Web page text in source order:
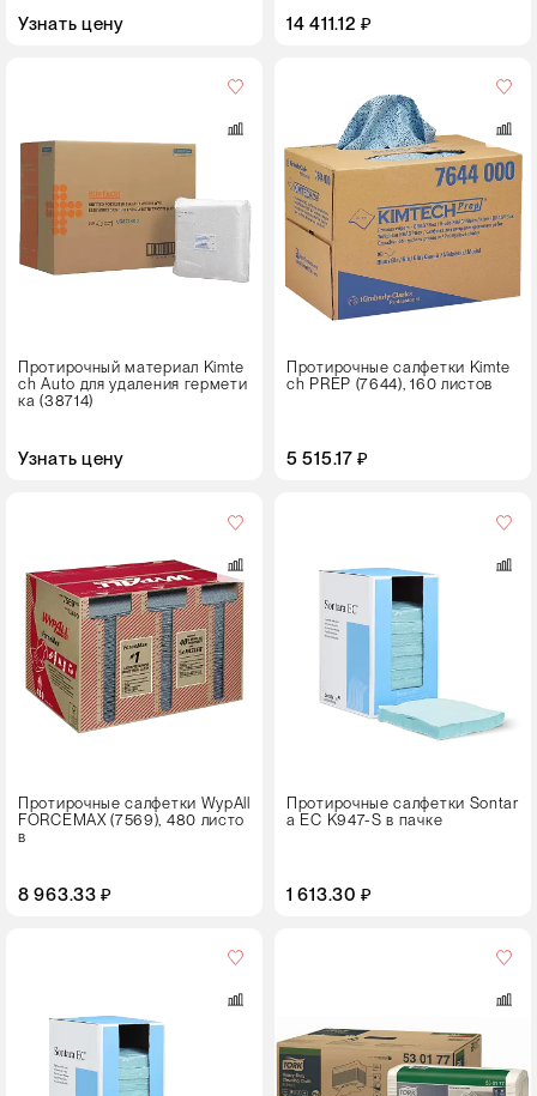
Узнать цену 14 411.12 ₽
Протирочный материал Kimte
ch Auto для удаления гермети
ка (38714)
Узнать цену
Протирочные салфетки Kimte
ch PREP (7644), 160 листов
5 515.17 ₽
Протирочные салфетки WypAll
FORCEMAX (7569), 480 листо
в
8 963.33 ₽
Протирочные салфетки Sontar
a EC K947-S в пачке
1 613.30 ₽